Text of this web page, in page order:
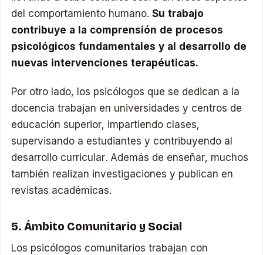
del comportamiento humano.Su trabajo
contribuye a la comprensión de procesos
psicológicos fundamentales y al desarrollo de
nuevas intervenciones terapéuticas.
Por otro lado, los psicólogos que se dedican a la
docencia trabajan en universidades y centros de
educación superior, impartiendo clases,
supervisando a estudiantes y contribuyendo al
desarrollo curricular. Además de enseñar, muchos
también realizan investigaciones y publican en
revistas académicas.
5. Ámbito Comunitario y Social
Los psicólogos comunitarios trabajan con